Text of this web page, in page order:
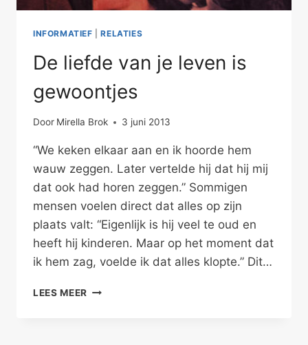
INFORMATIEF |RELATIES
De liefde van je leven is
gewoontjes
Door Mirella Brok 3 juni 2013
“We keken elkaar aan en ik hoorde hem
wauw zeggen. Later vertelde hij dat hij mij
dat ook had horen zeggen.” Sommigen
mensen voelen direct dat alles op zijn
plaats valt: “Eigenlijk is hij veel te oud en
heeft hij kinderen. Maar op het moment dat
ik hem zag, voelde ik dat alles klopte.” Dit…
LEES MEER DE